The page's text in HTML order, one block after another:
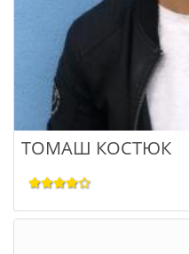
ТОМАШ КОСТЮК